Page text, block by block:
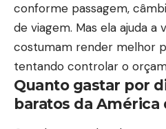
conforme passagem,
de viagem. Mas ela ajuda a
costumam render melhor
tentando controlar o
Quanto gastar por
baratos da América